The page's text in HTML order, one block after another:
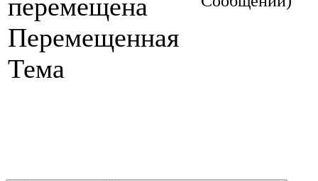
Перемещенная
Тема